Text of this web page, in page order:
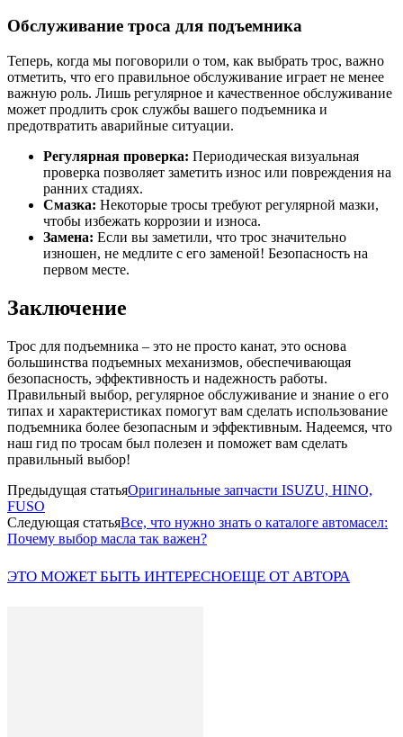
Обслуживание троса для подъемника
Теперь, когда мы поговорили о том, как выбрать трос, важно
отметить, что его правильное обслуживание играет не менее
важную роль. Лишь регулярное и качественное обслуживание
может продлить срок службы вашего подъемника и
предотвратить аварийные ситуации.
Регулярная проверка: Периодическая визуальная
проверка позволяет заметить износ или повреждения на
ранних стадиях.
Смазка: Некоторые тросы требуют регулярной мазки,
чтобы избежать коррозии и износа.
Замена: Если вы заметили, что трос значительно
изношен, не медлите с его заменой! Безопасность на
первом месте.
Заключение
Трос для подъемника – это не просто канат, это основа
большинства подъемных механизмов, обеспечивающая
безопасность, эффективность и надежность работы.
Правильный выбор, регулярное обслуживание и знание о его
типах и характеристиках помогут вам сделать использование
подъемника более безопасным и эффективным. Надеемся, что
наш гид по тросам был полезен и поможет вам сделать
правильный выбор!
Предыдущая статьяОригинальные запчасти ISUZU, HINO,
FUSO
Следующая статьяВсе, что нужно знать о каталоге автомасел:
Почему выбор масла так важен?
ЭТО МОЖЕТ БЫТЬ ИНТЕРЕСНОЕЩЕ ОТ АВТОРА